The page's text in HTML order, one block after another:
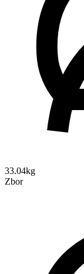
33.04kg
Zbor